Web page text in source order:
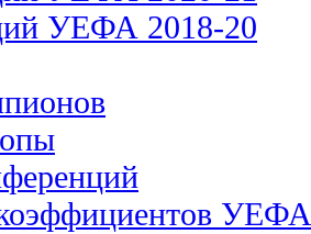
УЕФА 2018-20
УЕФА